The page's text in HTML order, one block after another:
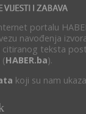
portalu
navođenja
citiranog teksta
(HABER.ba).
koji su nam